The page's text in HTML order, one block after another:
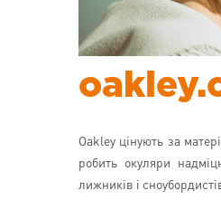
Oakley цінують за
робить окуляри
лижників і